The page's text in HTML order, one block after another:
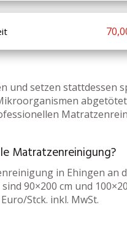
und setzen stattdessen
Matratzenreinigung?
in Ehingen an
90×200 cm und
Stck. inkl. MwSt.